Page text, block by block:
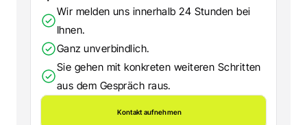
Wir melden uns innerhalb 24 Stunden bei
Ihnen.
Ganz unverbindlich.
Sie gehen mit konkreten weiteren Schritten
aus dem Gespräch raus.
Kontakt aufnehmen